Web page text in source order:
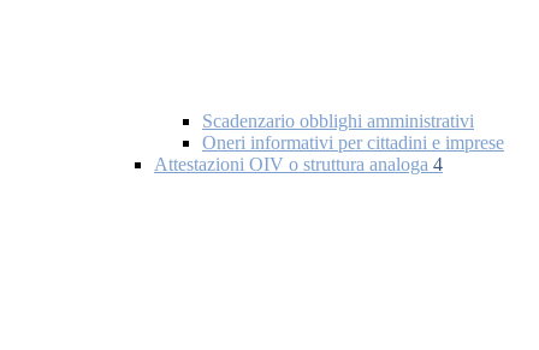
Scadenzario obblighi amministrativi
Oneri informativi per cittadini e imprese
Attestazioni OIV o struttura analoga 4